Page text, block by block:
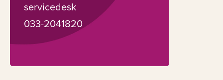
servicedesk
033-2041820